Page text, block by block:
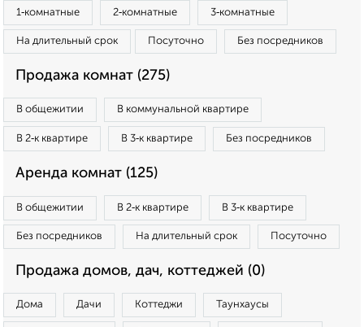
1‑комнатные 2‑комнатные 3‑комнатные
На длительный срок Посуточно Без посредников
Продажа комнат (275)
В общежитии В коммунальной квартире
В 2‑к квартире В 3‑к квартире Без посредников
Аренда комнат (125)
В общежитии В 2‑к квартире В 3‑к квартире
Без посредников На длительный срок Посуточно
Продажа домов, дач, коттеджей (0)
Дома Дачи Коттеджи Таунхаусы